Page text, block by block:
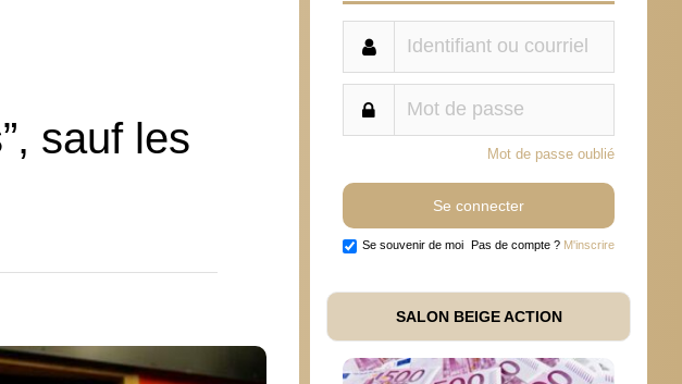
sauf les
Mot de passe oublié
Se souvenir de moi Pas de compte ? M'inscrire
SALON BEIGE ACTION